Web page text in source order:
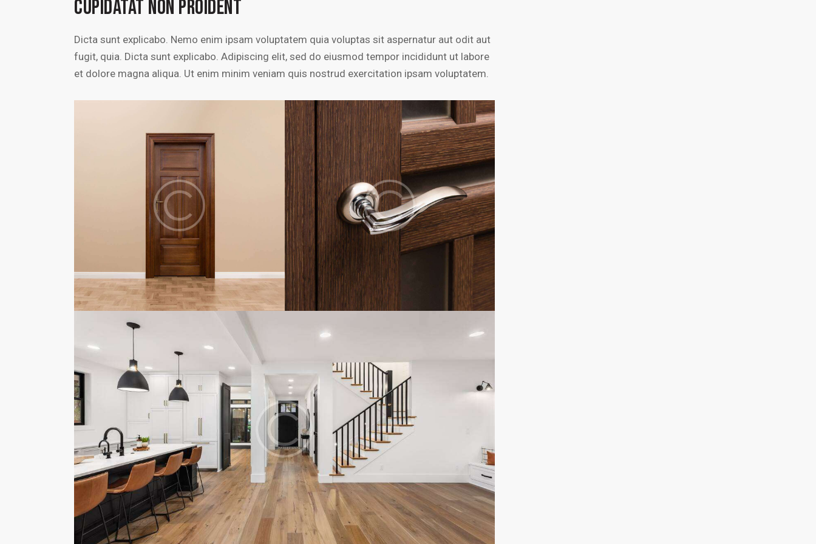
CUPIDATAT NON PROIDENT
Dicta sunt explicabo. Nemo enim ipsam voluptatem quia voluptas sit aspernatur aut odit aut
fugit, quia. Dicta sunt explicabo. Adipiscing elit, sed do eiusmod tempor incididunt ut labore
et dolore magna aliqua. Ut enim minim veniam quis nostrud exercitation ipsam voluptatem.